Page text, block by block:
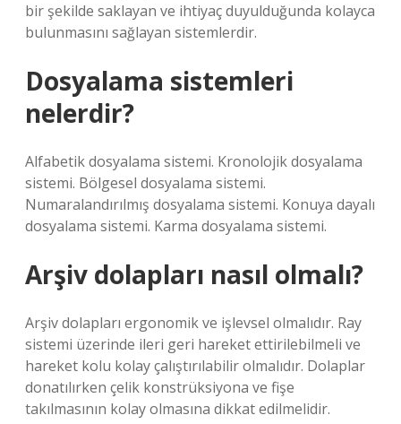
bir şekilde saklayan ve ihtiyaç duyulduğunda kolayca
bulunmasını sağlayan sistemlerdir.
Dosyalama sistemleri
nelerdir?
Alfabetik dosyalama sistemi. Kronolojik dosyalama
sistemi. Bölgesel dosyalama sistemi.
Numaralandırılmış dosyalama sistemi. Konuya dayalı
dosyalama sistemi. Karma dosyalama sistemi.
Arşiv dolapları nasıl olmalı?
Arşiv dolapları ergonomik ve işlevsel olmalıdır. Ray
sistemi üzerinde ileri geri hareket ettirilebilmeli ve
hareket kolu kolay çalıştırılabilir olmalıdır. Dolaplar
donatılırken çelik konstrüksiyona ve fişe
takılmasının kolay olmasına dikkat edilmelidir.